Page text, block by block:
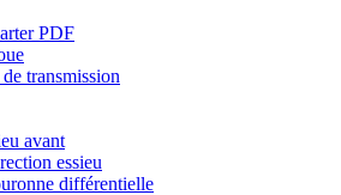
PDF
transmission
avant
essieu
différentielle